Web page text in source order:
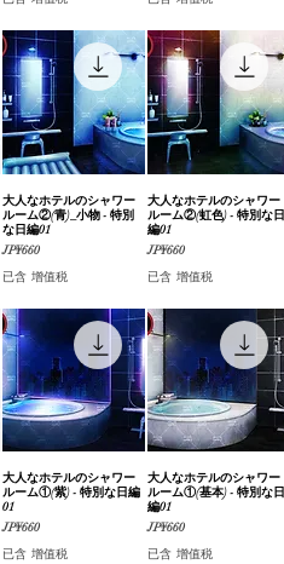
快速瀏覽
大人なホテルのシャワー
ルーム②(青)_小物 - 特別
な日編01
價格
JP¥660
已含 增值税
快速瀏覽
大人なホテルのシャワー
ルーム②(虹色) - 特別な日
編01
價格
JP¥660
已含 增值税
快速瀏覽
大人なホテルのシャワー
ルーム①(紫) - 特別な日編
01
價格
JP¥660
已含 增值税
快速瀏覽
大人なホテルのシャワー
ルーム①(基本) - 特別な日
編01
價格
JP¥660
已含 增值税